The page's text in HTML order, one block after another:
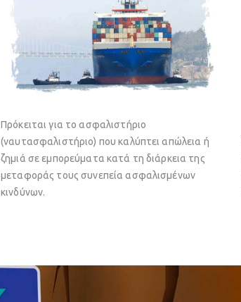
Πρόκειται για το ασφαλιστήριο
(ναυτασφαλιστήριο) που καλύπτει απώλεια ή
ζημιά σε εμπορεύματα κατά τη διάρκεια της
μεταφοράς τους συνεπεία ασφαλισμένων
κινδύνων.